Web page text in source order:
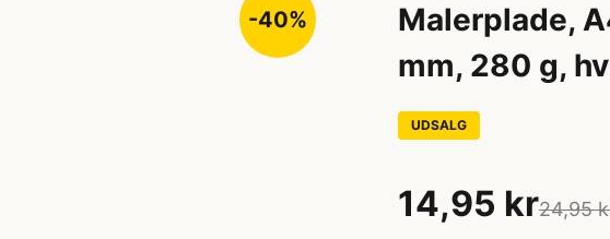
-40%
Malerplade,
mm, 280 g,
UDSALG
14,95 kr24,95